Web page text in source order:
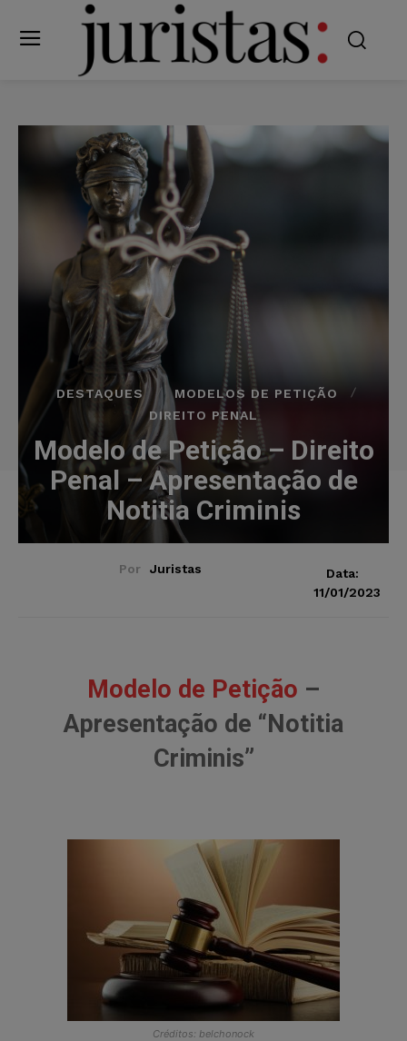
DESTAQUES
MODELOS DE PETIÇÃO
DIREITO PENAL
Modelo de Petição – Direito
Penal – Apresentação de
Notitia Criminis
Por Juristas
Data:
11/01/2023
Modelo de Petição –
Apresentação de “Notitia
Criminis”
Créditos: belchonock